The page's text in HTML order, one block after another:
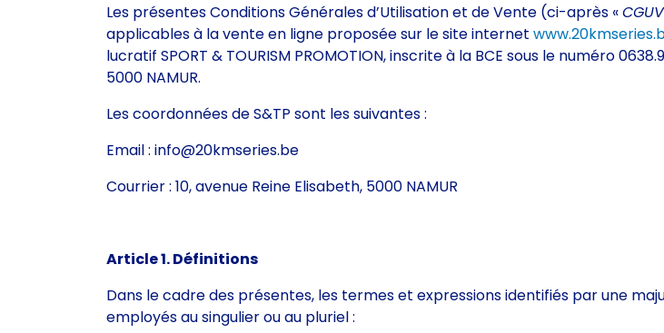
Les présentes Conditions Générales d’Utilisation et de Vente (ci-après «CGUV
applicables à la vente en ligne proposée sur le site internet
lucratif SPORT & TOURISM PROMOTION, inscrite à la BCE sous le numéro
5000 NAMUR.
Les coordonnées de S&TP sont les suivantes :
Email : info@20kmseries.be
Courrier : 10, avenue Reine Elisabeth, 5000 NAMUR
Article 1. Définitions
Dans le cadre des présentes, les termes et expressions identifiés par une
employés au singulier ou au pluriel :